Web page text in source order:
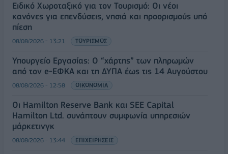
Ειδικό Χωροταξικό για τον Τουρισμό: Οι νέοι
κανόνες για επενδύσεις, νησιά και προορισμούς υπό
πίεση
08/08/2026 - 13:21 ΤΟΥΡΙΣΜΟΣ
Υπουργείο Εργασίας: Ο “χάρτης” των πληρωμών
από τον e-ΕΦΚΑ και τη ΔΥΠΑ έως τις 14 Αυγούστου
08/08/2026 - 12:58 ΟΙΚΟΝΟΜΙΑ
Οι Hamilton Reserve Bank και SEE Capital
Hamilton Ltd. συνάπτουν συμφωνία υπηρεσιών
μάρκετινγκ
08/08/2026 - 13:44 ΕΠΙΧΕΙΡΗΣΕΙΣ